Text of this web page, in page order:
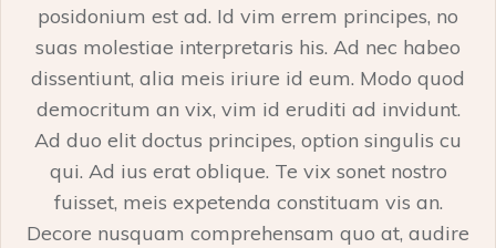
posidonium est ad. Id vim errem principes, no
suas molestiae interpretaris his. Ad nec habeo
dissentiunt, alia meis iriure id eum. Modo quod
democritum an vix, vim id eruditi ad invidunt.
Ad duo elit doctus principes, option singulis cu
qui. Ad ius erat oblique. Te vix sonet nostro
fuisset, meis expetenda constituam vis an.
Decore nusquam comprehensam quo at, audire